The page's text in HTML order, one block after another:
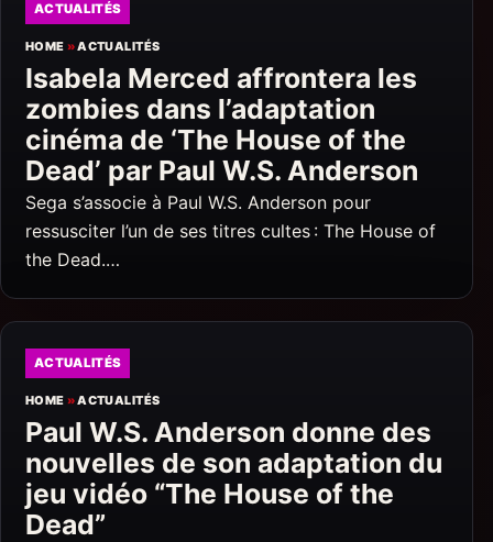
ACTUALITÉS
HOME »ACTUALITÉS
Isabela Merced affrontera les
zombies dans l’adaptation
cinéma de ‘The House of the
Dead’ par Paul W.S. Anderson
Sega s’associe à Paul W.S. Anderson pour
ressusciter l’un de ses titres cultes : The House of
the Dead.…
ACTUALITÉS
HOME »ACTUALITÉS
Paul W.S. Anderson donne des
nouvelles de son adaptation du
jeu vidéo “The House of the
Dead”